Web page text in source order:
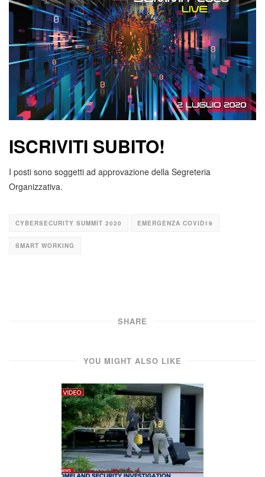
ISCRIVITI SUBITO!
I posti sono soggetti ad approvazione della Segreteria
Organizzativa.
CYBERSECURITY SUMMIT 2020 EMERGENZA COVID19
SMART WORKING
SHARE
YOU MIGHT ALSO LIKE